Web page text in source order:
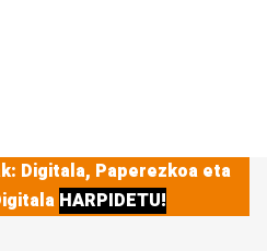
Digitala, Paperezkoa eta
HARPIDETU!